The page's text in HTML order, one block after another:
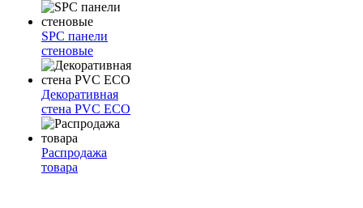
SPC панели
стеновые
Декоративная
стена PVC ECO
Распродажа
товара